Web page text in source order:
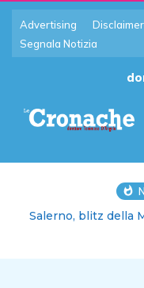
Advertising Disclaimer
Segnala Notizia
Salerno, blitz della